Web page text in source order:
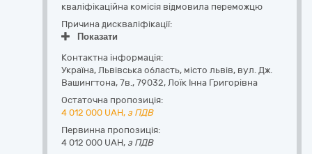
кваліфікаційна комісія відмовила переможцю
Причина дискваліфікації:
Показати
Контактна інформація:
Україна, Львівська область, місто львів, вул. Дж.
Вашингтона, 7в., 79032, Лоїк Інна Григорівна
Остаточна пропозиція:
4 012 000 UAH, з ПДВ
Первинна пропозиція:
4 012 000 UAH, з ПДВ